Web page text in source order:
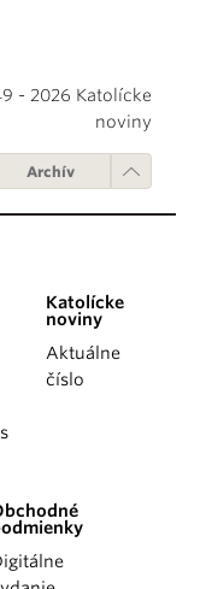
- 2026 Katolícke
noviny
Archív
Katolícke
noviny
Aktuálne
číslo